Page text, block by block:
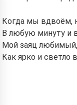
Когда мы вдвоём,
В любую минуту и
Мой заяц
Как ярко и светло